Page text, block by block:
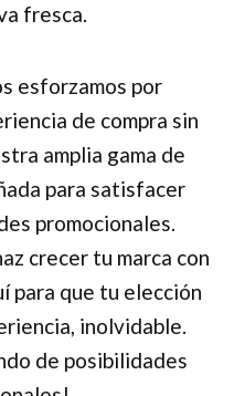
fresca.
esforzamos por
de compra sin
amplia gama de
para satisfacer
promocionales.
crecer tu marca con
para que tu elección
inolvidable.
de posibilidades